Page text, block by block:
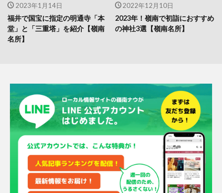
2023年1月14日
福井で国宝に指定の明通寺「本
堂」と「三重塔」を紹介【嶺南
名所】
2022年12月10日
2023年！嶺南で初詣におすすめ
の神社3選【嶺南名所】